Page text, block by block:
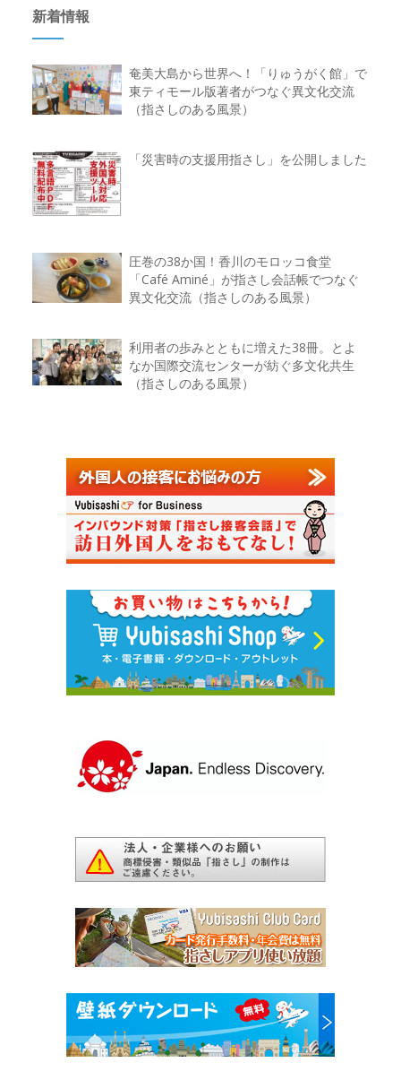
新着情報
奄美大島から世界へ！「りゅうがく館」で
東ティモール版著者がつなぐ異文化交流
（指さしのある風景）
「災害時の支援用指さし」を公開しました
圧巻の38か国！香川のモロッコ食堂
「Café Aminé」が指さし会話帳でつなぐ
異文化交流（指さしのある風景）
利用者の歩みとともに増えた38冊。とよ
なか国際交流センターが紡ぐ多文化共生
（指さしのある風景）